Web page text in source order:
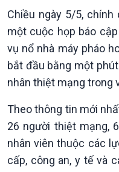
Chính trị
Tin Chính trị
Chiều ngày 5/5,
một cuộc họp báo
vụ nổ nhà máy pháo
bắt đầu bằng một
nhân thiệt mạng trong
Theo thông tin mới
26 người thiệt mạng,
nhân viên thuộc các
cấp, công an, y tế và